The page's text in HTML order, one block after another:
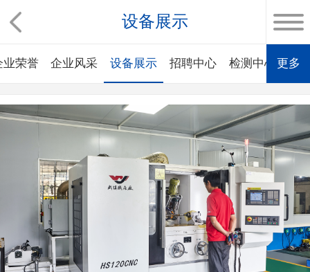
设备展示
业荣誉 企业风采 设备展示 招聘中心 检测中心 行
更多